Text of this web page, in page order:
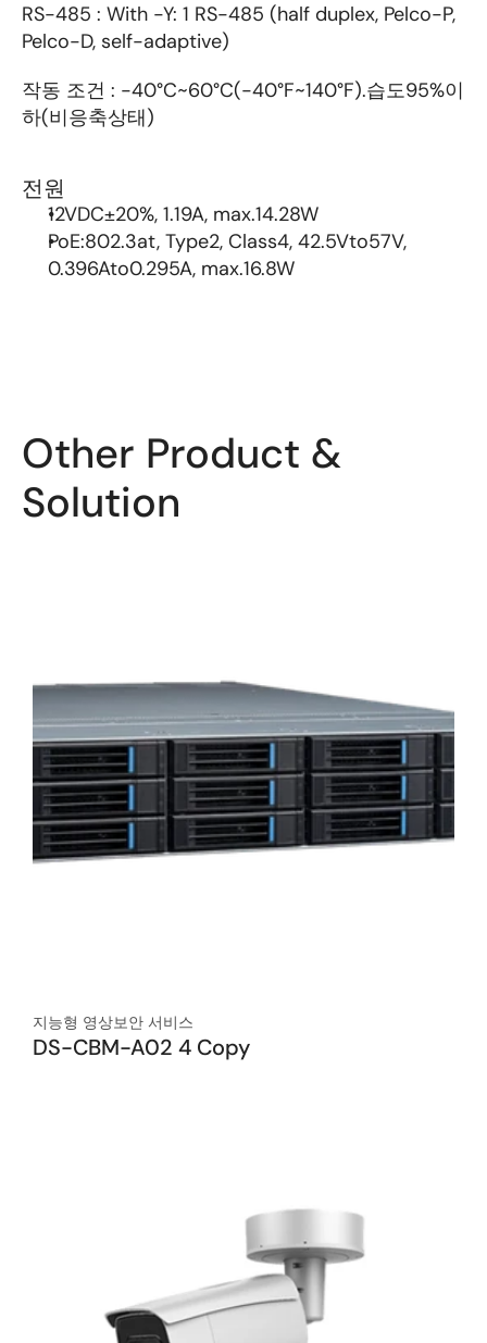
RS-485 : With -Y: 1 RS-485 (half duplex, Pelco-P,
Pelco-D, self-adaptive)
작동 조건 : -40°C~60°C(-40°F~140°F).습도95%이
하(비응축상태)
전원
12VDC±20%, 1.19A, max.14.28W
PoE:802.3at, Type2, Class4, 42.5Vto57V,
0.396Ato0.295A, max.16.8W
Other Product &
Solution
지능형 영상보안 서비스
DS-CBM-A02 4 Copy